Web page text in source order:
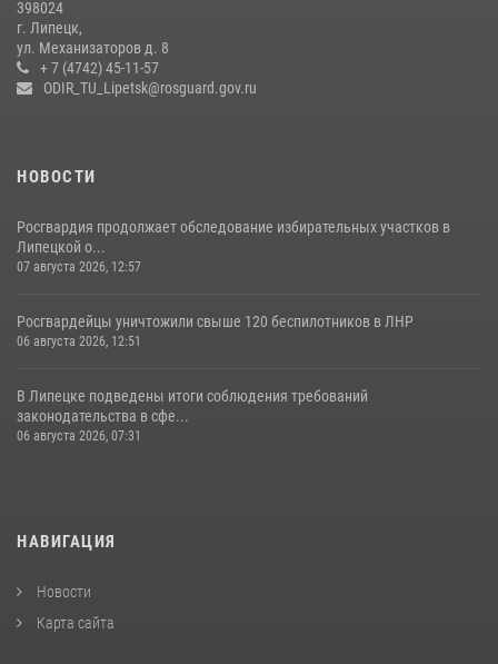
Липецке
17 июля 2026, 12:26 5
398024
г. Липецк,
ул. Механизаторов д. 8
+ 7 (4742) 45-11-57
ODIR_TU_Lipetsk@rosguard.gov.ru
НОВОСТИ
Росгвардия продолжает обследование избирательных участков в
Липецкой о...
07 августа 2026, 12:57
Росгвардейцы уничтожили свыше 120 беспилотников в ЛНР
06 августа 2026, 12:51
В Липецке подведены итоги соблюдения требований
законодательства в сфе...
06 августа 2026, 07:31
НАВИГАЦИЯ
Новости
Карта сайта